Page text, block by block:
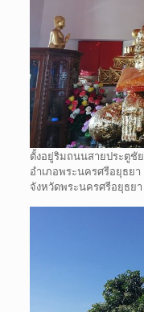
ตั้งอยู่ริมถนนสายประตูชัย
อำเภอพระนครศรีอยุธยา
จังหวัดพระนครศรีอยุธยา